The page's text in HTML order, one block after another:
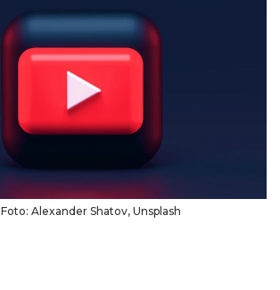
Foto: Alexander Shatov, Unsplash